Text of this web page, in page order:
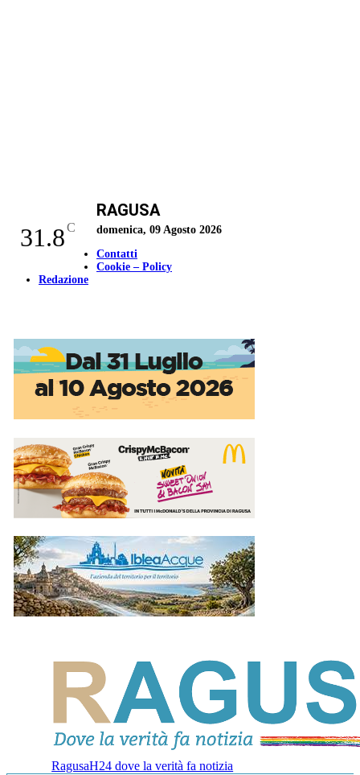
31.8C
RAGUSA
domenica, 09 Agosto 2026
Contatti
Cookie – Policy
Redazione
RagusaH24 dove la verità fa notizia